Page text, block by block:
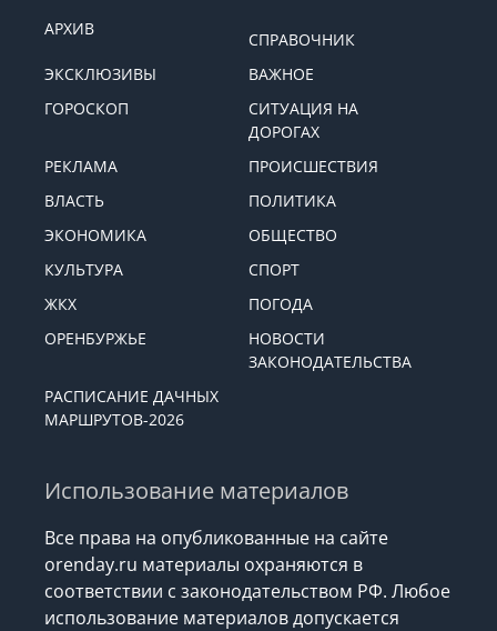
АРХИВ
СПРАВОЧНИК
ЭКСКЛЮЗИВЫ
ВАЖНОЕ
ГОРОСКОП
СИТУАЦИЯ НА
ДОРОГАХ
РЕКЛАМА
ПРОИСШЕСТВИЯ
ВЛАСТЬ
ПОЛИТИКА
ЭКОНОМИКА
ОБЩЕСТВО
КУЛЬТУРА
СПОРТ
ЖКХ
ПОГОДА
ОРЕНБУРЖЬЕ
НОВОСТИ
ЗАКОНОДАТЕЛЬСТВА
РАСПИСАНИЕ ДАЧНЫХ
МАРШРУТОВ-2026
Использование материалов
Все права на опубликованные на сайте
orenday.ru материалы охраняются в
соответствии с законодательством РФ. Любое
использование материалов допускается